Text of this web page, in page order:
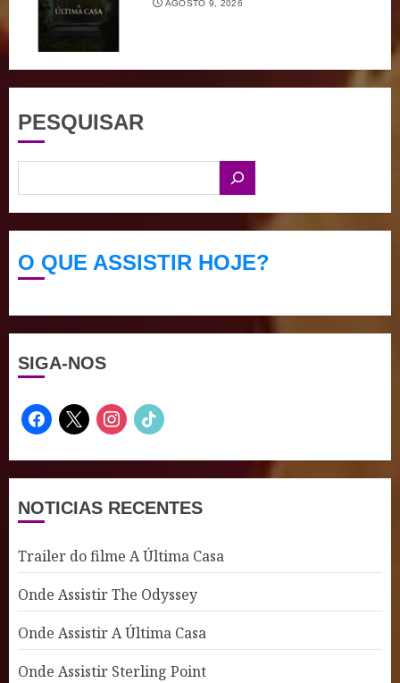
AGOSTO 9, 2026
PESQUISAR
O QUE ASSISTIR HOJE?
SIGA-NOS
facebook
x instagram
tiktok
NOTICIAS RECENTES
Trailer do filme A Última Casa
Onde Assistir The Odyssey
Onde Assistir A Última Casa
Onde Assistir Sterling Point